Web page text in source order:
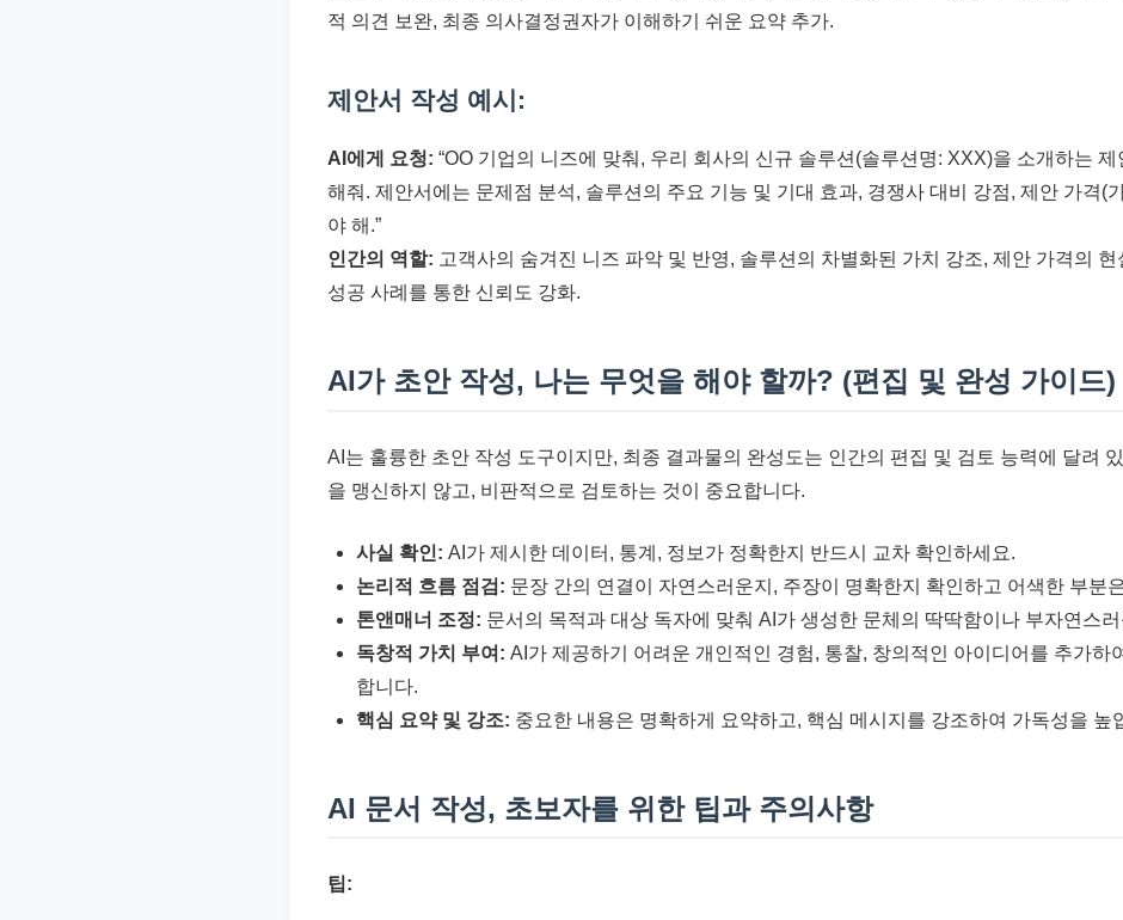
적 의견 보완, 최종 의사결정권자가 이해하기 쉬운 요약 추가.
제안서 작성 예시:
AI에게 요청: “OO 기업의 니즈에 맞춰, 우리 회사의 신규 솔루션(솔루션명: XXX)을 소개하는 제
해줘. 제안서에는 문제점 분석, 솔루션의 주요 기능 및 기대 효과, 경쟁사 대비 강점, 제안 가격(
야 해.”
인간의 역할: 고객사의 숨겨진 니즈 파악 및 반영, 솔루션의 차별화된 가치 강조, 제안 가격의 현
성공 사례를 통한 신뢰도 강화.
AI가 초안 작성, 나는 무엇을 해야 할까? (편집 및 완성 가이드)
AI는 훌륭한 초안 작성 도구이지만, 최종 결과물의 완성도는 인간의 편집 및 검토 능력에 달려
을 맹신하지 않고, 비판적으로 검토하는 것이 중요합니다.
사실 확인: AI가 제시한 데이터, 통계, 정보가 정확한지 반드시 교차 확인하세요.
논리적 흐름 점검: 문장 간의 연결이 자연스러운지, 주장이 명확한지 확인하고 어색한 부분
톤앤매너 조정: 문서의 목적과 대상 독자에 맞춰 AI가 생성한 문체의 딱딱함이나 부자연스
독창적 가치 부여: AI가 제공하기 어려운 개인적인 경험, 통찰, 창의적인 아이디어를 추가하
합니다.
핵심 요약 및 강조: 중요한 내용은 명확하게 요약하고, 핵심 메시지를 강조하여 가독성을 높
AI 문서 작성, 초보자를 위한 팁과 주의사항
팁: